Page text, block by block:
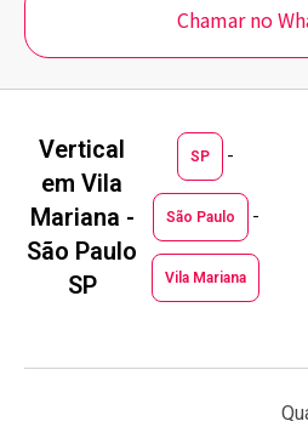
Chamar no
Vertical
em Vila
Mariana -
São Paulo
SP
SP -
São Paulo -
Vila Mariana